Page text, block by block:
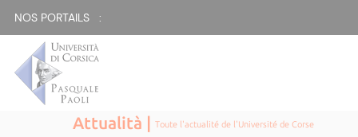
NOS PORTAILS :
Attualità |Toute l'actualité de l'Université de Corse